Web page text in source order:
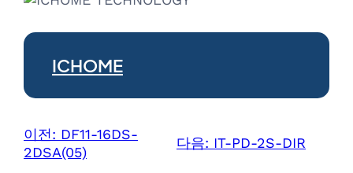
ICHOME
이전: DF11-16DS-
2DSA(05)
다음: IT-PD-2S-DIR